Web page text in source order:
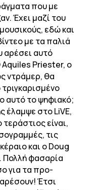
που με
Έχει μαζί του
εδώ και
με τα παλιά
αρέσει αυτό
Aquiles Priester, ο
ντράμερ, θα
αυτό το ψηφιακό;
έλαμψε στο LiVE,
είναι,
τις
και ο Doug
Πολλή φασαρία
για τα προ-
Έτσι